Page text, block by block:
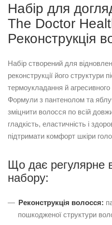
Набір для
The Doctor
Реконструкція
Набір створений для
реконструкції його структури
термоукладання й агресивного
Формули з пантенолом та
зміцнити волосся по всій
гладкість, еластичність і
підтримати комфорт шкіри
Що дає регулярне
набору:
Реконструкція волосся:
пошкодженої структури